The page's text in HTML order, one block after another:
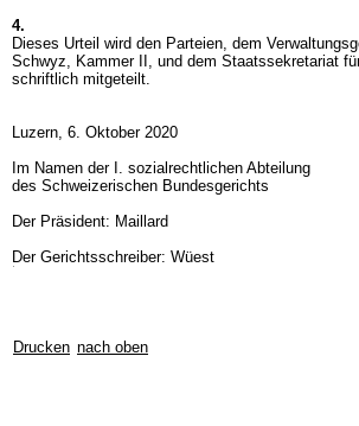
4.
Dieses Urteil wird den Parteien, dem
Schwyz, Kammer II, und dem Staatssekretariat
schriftlich mitgeteilt.
Luzern, 6. Oktober 2020
Im Namen der I. sozialrechtlichen Abteilung
des Schweizerischen Bundesgerichts
Der Präsident: Maillard
Der Gerichtsschreiber: Wüest
Drucken nach oben